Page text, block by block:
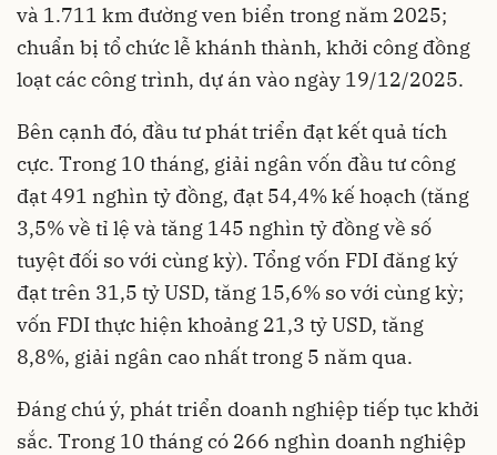
và 1.711 km đường ven biển trong năm 2025;
chuẩn bị tổ chức lễ khánh thành, khởi công đồng
loạt các công trình, dự án vào ngày 19/12/2025.
Bên cạnh đó, đầu tư phát triển đạt kết quả tích
cực. Trong 10 tháng, giải ngân vốn đầu tư công
đạt 491 nghìn tỷ đồng, đạt 54,4% kế hoạch (tăng
3,5% về tỉ lệ và tăng 145 nghìn tỷ đồng về số
tuyệt đối so với cùng kỳ). Tổng vốn FDI đăng ký
đạt trên 31,5 tỷ USD, tăng 15,6% so với cùng kỳ;
vốn FDI thực hiện khoảng 21,3 tỷ USD, tăng
8,8%, giải ngân cao nhất trong 5 năm qua.
Đáng chú ý, phát triển doanh nghiệp tiếp tục khởi
sắc. Trong 10 tháng có 266 nghìn doanh nghiệp